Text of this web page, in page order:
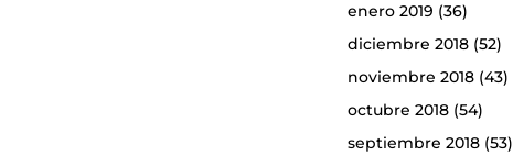
enero 2019 (36)
diciembre 2018(52)
noviembre 2018(43)
octubre 2018(54)
septiembre 2018(53)